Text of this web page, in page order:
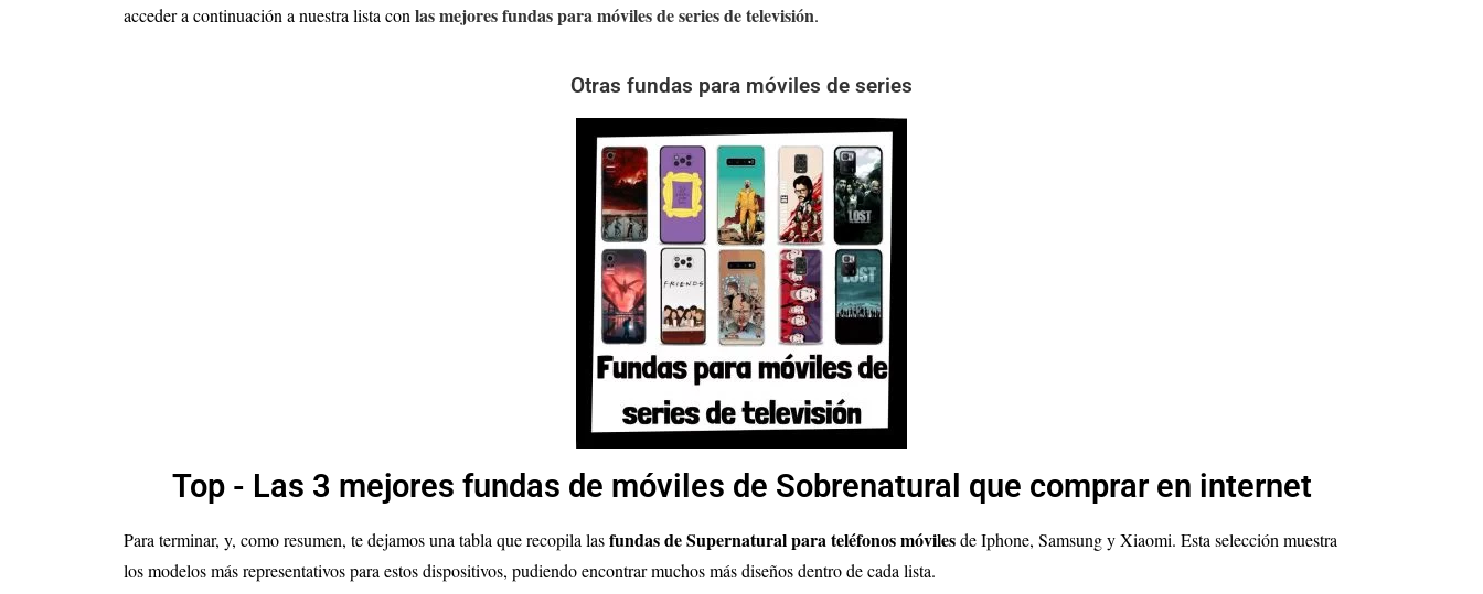
acceder a continuación a nuestra lista con las mejores fundas para móviles de series de televisión.
Otras fundas para móviles de series
Top - Las 3 mejores fundas de móviles de Sobrenatural que comprar en internet
Para terminar, y, como resumen, te dejamos una tabla que recopila lasfundas de Supernatural para teléfonos móvilesde Iphone, Samsung y Xiaomi. Esta selección muestra
los modelos más representativos para estos dispositivos, pudiendo encontrar muchos más diseños dentro de cada lista.